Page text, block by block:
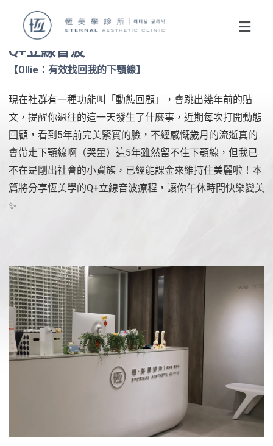
Q+立線音波
【Ollie：有效找回我的下顎線】
現在社群有一種功能叫「動態回顧」，會跳出幾年前的貼
文，提醒你過往的這一天發生了什麼事，近期每次打開動態
回顧，看到5年前完美緊實的臉，不經感慨歲月的流逝真的
會帶走下顎線啊（哭暈）這5年雖然留不住下顎線，但我已
不在是剛出社會的小資族，已經能課金來維持住美麗啦！本
篇將分享恆美學的Q+立線音波療程，讓你午休時間快樂變美
✨